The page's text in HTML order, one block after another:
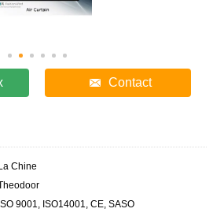
Contact
Chine
9001, ISO14001, CE, SASO